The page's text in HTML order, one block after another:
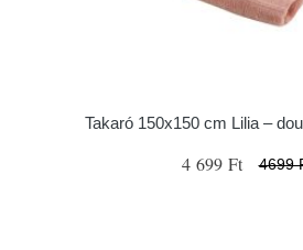
Takaró 150x150 cm Lilia –
4 699 Ft 4699